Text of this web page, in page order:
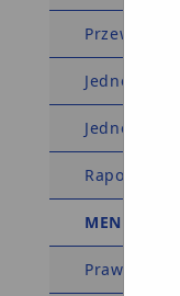
Jednostki
Jednostki
Raport o
MENU
Prawo